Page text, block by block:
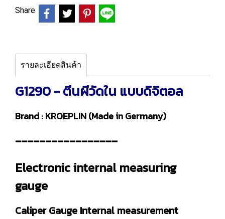
Share
รายละเอียดสินค้า
G1290 - ตีนผีวัดใน แบบดิจิตอล
Brand : KROEPLIN (Made in Germany)
-----------------
Electronic internal measuring
gauge
Caliper Gauge Internal measurement